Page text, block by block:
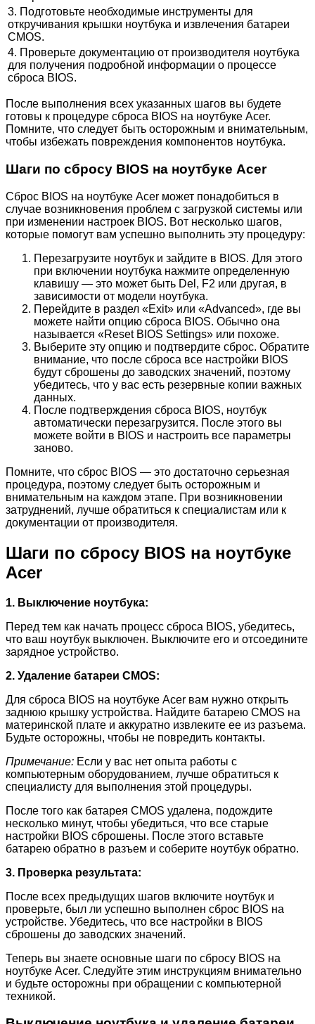
3. Подготовьте необходимые инструменты для
откручивания крышки ноутбука и извлечения батареи
CMOS.
4. Проверьте документацию от производителя ноутбука
для получения подробной информации о процессе
сброса BIOS.
После выполнения всех указанных шагов вы будете
готовы к процедуре сброса BIOS на ноутбуке Acer.
Помните, что следует быть осторожным и внимательным,
чтобы избежать повреждения компонентов ноутбука.
Шаги по сбросу BIOS на ноутбуке Acer
Сброс BIOS на ноутбуке Acer может понадобиться в
случае возникновения проблем с загрузкой системы или
при изменении настроек BIOS. Вот несколько шагов,
которые помогут вам успешно выполнить эту процедуру:
Перезагрузите ноутбук и зайдите в BIOS. Для этого
при включении ноутбука нажмите определенную
клавишу — это может быть Del, F2 или другая, в
зависимости от модели ноутбука.
Перейдите в раздел «Exit» или «Advanced», где вы
можете найти опцию сброса BIOS. Обычно она
называется «Reset BIOS Settings» или похоже.
Выберите эту опцию и подтвердите сброс. Обратите
внимание, что после сброса все настройки BIOS
будут сброшены до заводских значений, поэтому
убедитесь, что у вас есть резервные копии важных
данных.
После подтверждения сброса BIOS, ноутбук
автоматически перезагрузится. После этого вы
можете войти в BIOS и настроить все параметры
заново.
Помните, что сброс BIOS — это достаточно серьезная
процедура, поэтому следует быть осторожным и
внимательным на каждом этапе. При возникновении
затруднений, лучше обратиться к специалистам или к
документации от производителя.
Шаги по сбросу BIOS на ноутбуке
Acer
1. Выключение ноутбука:
Перед тем как начать процесс сброса BIOS, убедитесь,
что ваш ноутбук выключен. Выключите его и отсоедините
зарядное устройство.
2. Удаление батареи CMOS:
Для сброса BIOS на ноутбуке Acer вам нужно открыть
заднюю крышку устройства. Найдите батарею CMOS на
материнской плате и аккуратно извлеките ее из разъема.
Будьте осторожны, чтобы не повредить контакты.
Примечание: Если у вас нет опыта работы с
компьютерным оборудованием, лучше обратиться к
специалисту для выполнения этой процедуры.
После того как батарея CMOS удалена, подождите
несколько минут, чтобы убедиться, что все старые
настройки BIOS сброшены. После этого вставьте
батарею обратно в разъем и соберите ноутбук обратно.
3. Проверка результата:
После всех предыдущих шагов включите ноутбук и
проверьте, был ли успешно выполнен сброс BIOS на
устройстве. Убедитесь, что все настройки в BIOS
сброшены до заводских значений.
Теперь вы знаете основные шаги по сбросу BIOS на
ноутбуке Acer. Следуйте этим инструкциям внимательно
и будьте осторожны при обращении с компьютерной
техникой.